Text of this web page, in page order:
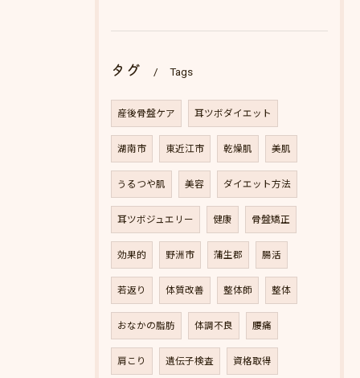
タグ Tags
産後骨盤ケア 耳ツボダイエット
湖南市 東近江市 乾燥肌 美肌
うるつや肌 美容 ダイエット方法
耳ツボジュエリー 健康 骨盤矯正
効果的 野洲市 蒲生郡 腸活
若返り 体質改善 整体師 整体
おなかの脂肪 体調不良 腰痛
肩こり 遺伝子検査 資格取得